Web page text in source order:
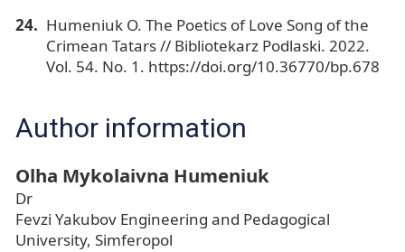
Humeniuk O. The Poetics of Love Song of the
Crimean Tatars // Bibliotekarz Podlaski. 2022.
Vol. 54. No. 1. https://doi.org/10.36770/bp.678
Author information
Olha Mykolaivna Humeniuk
Dr
Fevzi Yakubov Engineering and Pedagogical
University, Simferopol